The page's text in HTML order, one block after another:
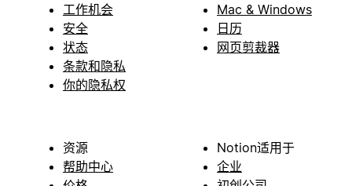
工作机会
安全
状态
条款和隐私
你的隐私权
Mac & Windows
日历
网页剪裁器
资源
帮助中心
Notion适用于
企业